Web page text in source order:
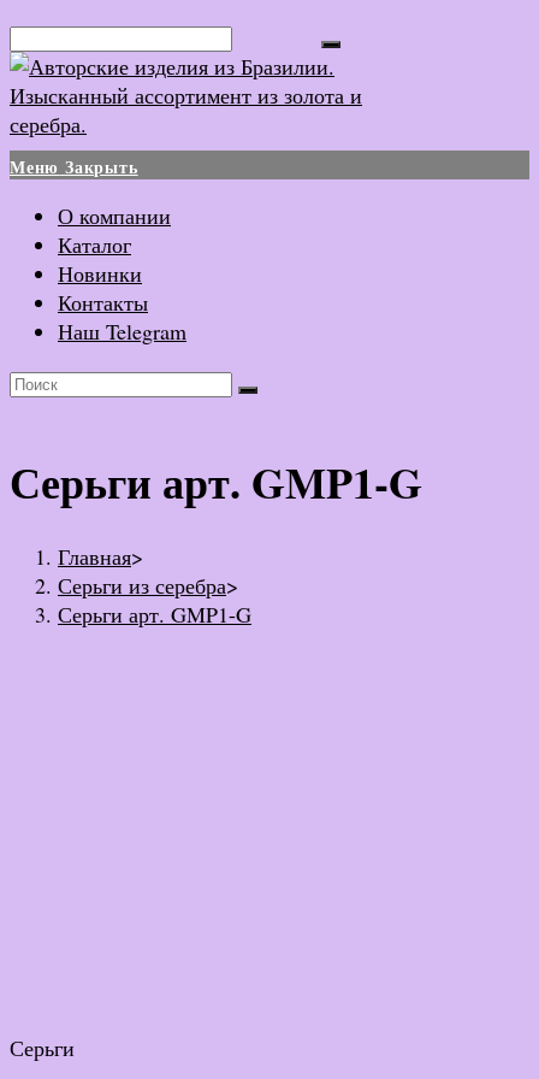
Перейти
к
содержимому
Меню Закрыть
О компании
Каталог
Новинки
Контакты
Наш Telegram
Серьги арт. GMP1-G
Главная>
Серьги из серебра>
Серьги арт. GMP1-G
Серьги